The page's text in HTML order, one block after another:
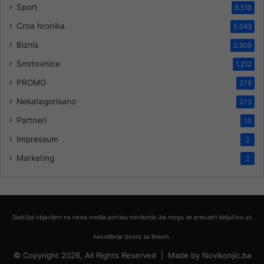
Sport 8.518
Crna hronika 5.043
Biznis 2.909
Smrtovnice 1.212
PROMO 278
Nekategorisano 273
Partneri 13
Impressum 2
Marketing 2
Sadržaji objavljeni na news media portalu novikonjic.ba mogu se preuzeti isključivo uz
navođenje izvora sa linkom.
© Copyright 2026, All Rights Reserved | Made by Novikonjic.ba